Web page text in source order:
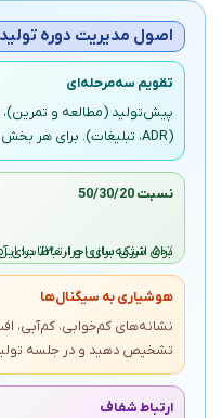
اصول مدیریت دوره تولید
تقویم سه‌مرحله‌ای
پیش‌تولید (مطالعه و تمرین)،
(ADR، تبلیغات). برای هر بخش اهداف، روتین و ریکاوری بنویسید.
نسبت 50/30/20
50٪ انرژی برای اجرا، 30٪ برای آماده‌سازی روزانه (گرم‌کردن،
هوشیاری به سیگنال‌ها
نشانه‌های کم‌خوابی، کم‌آبی،
تشخیص دهید و در جلسه
ارتباط شفاف